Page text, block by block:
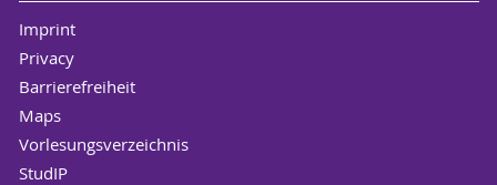
Imprint
Privacy
Barrierefreiheit
Maps
Vorlesungsverzeichnis
StudIP